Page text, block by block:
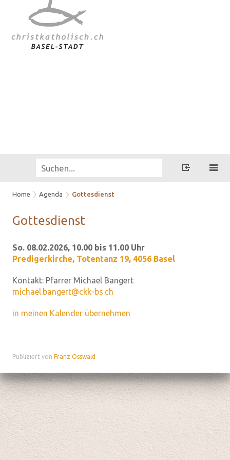
Home Agenda Gottesdienst
Got­tes­dienst
So. 08.02.2026, 10.00 bis 11.00 Uhr
Predigerkirche, Totentanz 19, 4056 Basel
Kontakt: Pfarrer Michael Bangert
michael.bangert@ckk-bs.ch
in meinen Kalender übernehmen
Publiziert von Franz Osswald